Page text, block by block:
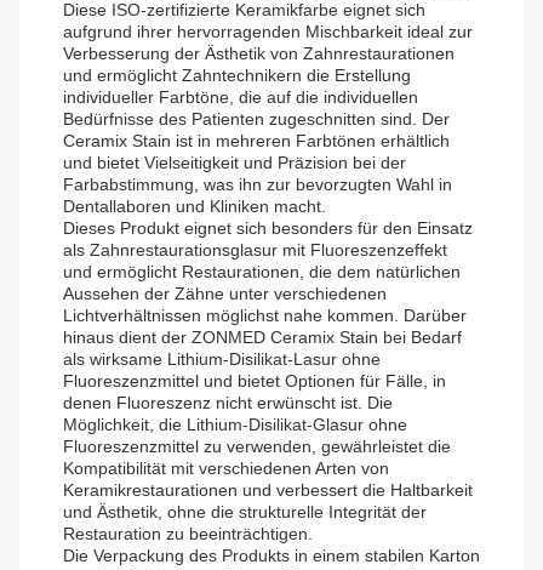
Diese ISO-zertifizierte Keramikfarbe eignet sich
aufgrund ihrer hervorragenden Mischbarkeit ideal zur
Verbesserung der Ästhetik von Zahnrestaurationen
und ermöglicht Zahntechnikern die Erstellung
individueller Farbtöne, die auf die individuellen
Bedürfnisse des Patienten zugeschnitten sind. Der
Ceramix Stain ist in mehreren Farbtönen erhältlich
und bietet Vielseitigkeit und Präzision bei der
Farbabstimmung, was ihn zur bevorzugten Wahl in
Dentallaboren und Kliniken macht.
Dieses Produkt eignet sich besonders für den Einsatz
als Zahnrestaurationsglasur mit Fluoreszenzeffekt
und ermöglicht Restaurationen, die dem natürlichen
Aussehen der Zähne unter verschiedenen
Lichtverhältnissen möglichst nahe kommen. Darüber
hinaus dient der ZONMED Ceramix Stain bei Bedarf
als wirksame Lithium-Disilikat-Lasur ohne
Fluoreszenzmittel und bietet Optionen für Fälle, in
denen Fluoreszenz nicht erwünscht ist. Die
Möglichkeit, die Lithium-Disilikat-Glasur ohne
Fluoreszenzmittel zu verwenden, gewährleistet die
Kompatibilität mit verschiedenen Arten von
Keramikrestaurationen und verbessert die Haltbarkeit
und Ästhetik, ohne die strukturelle Integrität der
Restauration zu beeinträchtigen.
Die Verpackung des Produkts in einem stabilen Karton